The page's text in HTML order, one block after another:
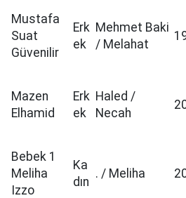
Mustafa
Suat
Güvenilir
Erk
ek
Mehmet Baki
/ Melahat
Mazen
Elhamid
Erk
ek
Haled /
Necah
Bebek 1
Meliha
Izzo
Ka
dın
. / Meliha